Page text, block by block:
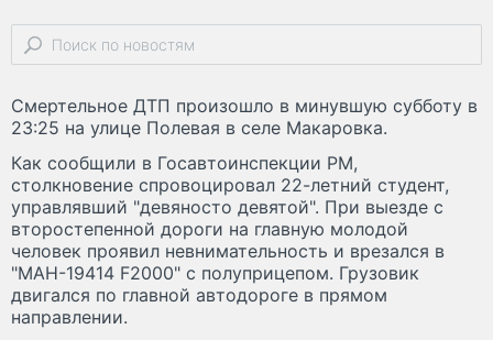
Смертельное ДТП произошло в минувшую субботу в
23:25 на улице Полевая в селе Макаровка.
Как сообщили в Госавтоинспекции РМ,
столкновение спровоцировал 22-летний студент,
управлявший "девяносто девятой". При выезде с
второстепенной дороги на главную молодой
человек проявил невнимательность и врезался в
"МАН-19414 F2000" с полуприцепом. Грузовик
двигался по главной автодороге в прямом
направлении.